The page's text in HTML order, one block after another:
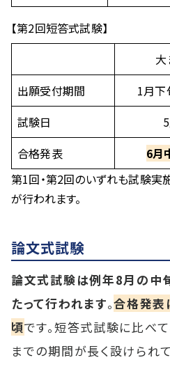
【第2回短答式試験】
大
出願受付期間
1月
試験日
合格発表
6月
第1回・第2回のいずれも試験
が行われます。
論文式試験
論文式試験は例年8月の中
たって行われます。合格発
頃です。短答式試験に比べ
までの期間が長く設けられて